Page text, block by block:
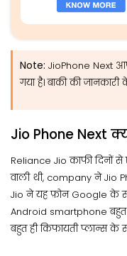
Note: JioPhone Next
गया है। बाकी की
Jio Phone Next
Reliance Jio काफी दिनों
वाली थी, company ने Jio
Jio ने यह फ़ोन Google के
Android smartphone
बहुत ही किफायती प्लान्स के